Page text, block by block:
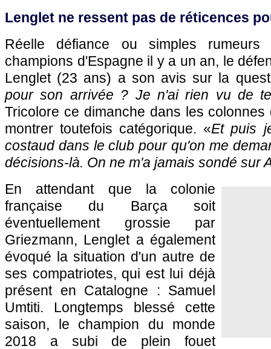
Lenglet ne ressent pas de réticences
Réelle défiance ou simples
champions d'Espagne il y a un an, le
Lenglet (23 ans) a son avis sur la
pour son arrivée ? Je n'ai rien vu de
Tricolore ce dimanche dans les
montrer toutefois catégorique. «Et puis
costaud dans le club pour qu'on me
décisions-là. On ne m'a jamais sondé sur
En attendant que la colonie
française du Barça soit
éventuellement grossie par
Griezmann, Lenglet a également
évoqué la situation d'un autre de
ses compatriotes, qui est lui déjà
présent en Catalogne : Samuel
Umtiti. Longtemps blessé cette
saison, le champion du monde
2018 a subi de plein fouet